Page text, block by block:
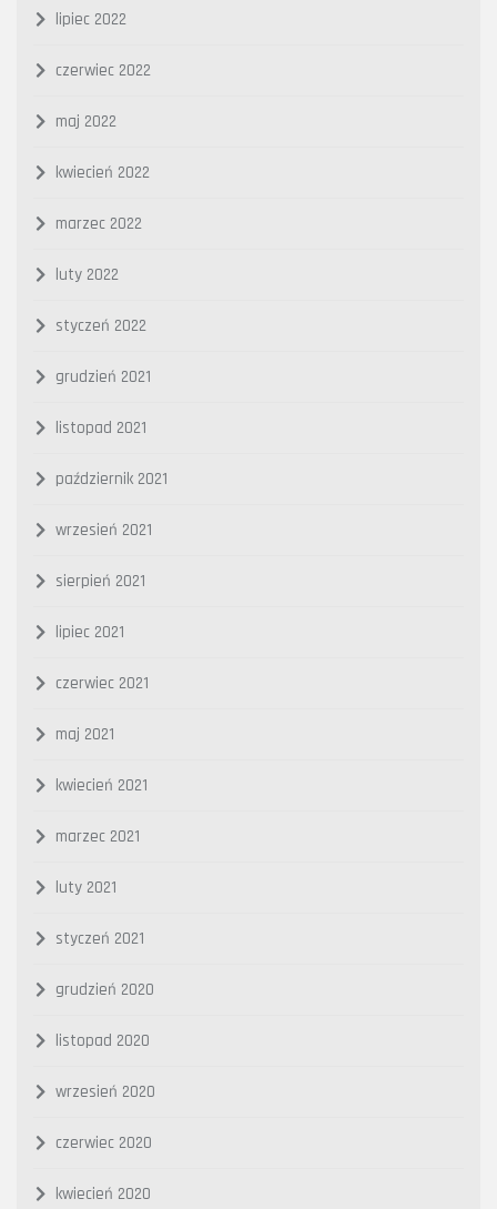
lipiec 2022
czerwiec 2022
maj 2022
kwiecień 2022
marzec 2022
luty 2022
styczeń 2022
grudzień 2021
listopad 2021
październik 2021
wrzesień 2021
sierpień 2021
lipiec 2021
czerwiec 2021
maj 2021
kwiecień 2021
marzec 2021
luty 2021
styczeń 2021
grudzień 2020
listopad 2020
wrzesień 2020
czerwiec 2020
kwiecień 2020